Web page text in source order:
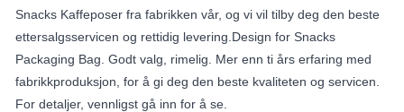
Snacks Kaffeposer fra fabrikken vår, og vi vil tilby deg den beste
ettersalgsservicen og rettidig levering.Design for Snacks
Packaging Bag. Godt valg, rimelig. Mer enn ti års erfaring med
fabrikkproduksjon, for å gi deg den beste kvaliteten og servicen.
For detaljer, vennligst gå inn for å se.